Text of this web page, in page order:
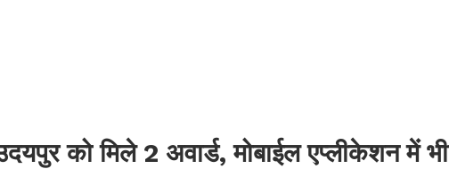
को मिले 2 अवार्ड, मोबाईल एप्लीकेशन में भी